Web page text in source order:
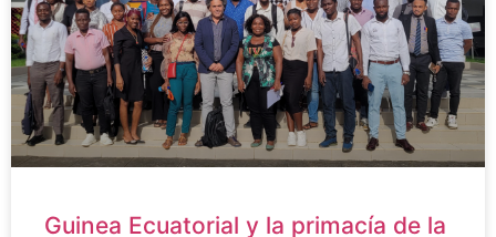
Guinea Ecuatorial y la primacía de la